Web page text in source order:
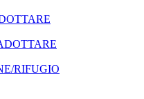
RIFUGIO